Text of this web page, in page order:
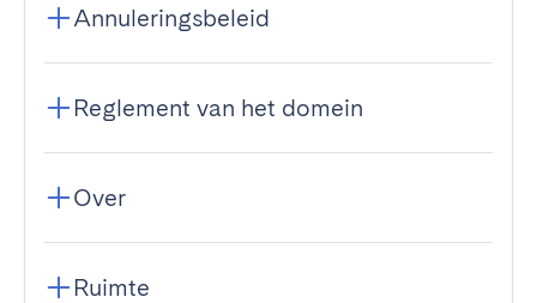
Annuleringsbeleid
Reglement van het domein
Over
Ruimte